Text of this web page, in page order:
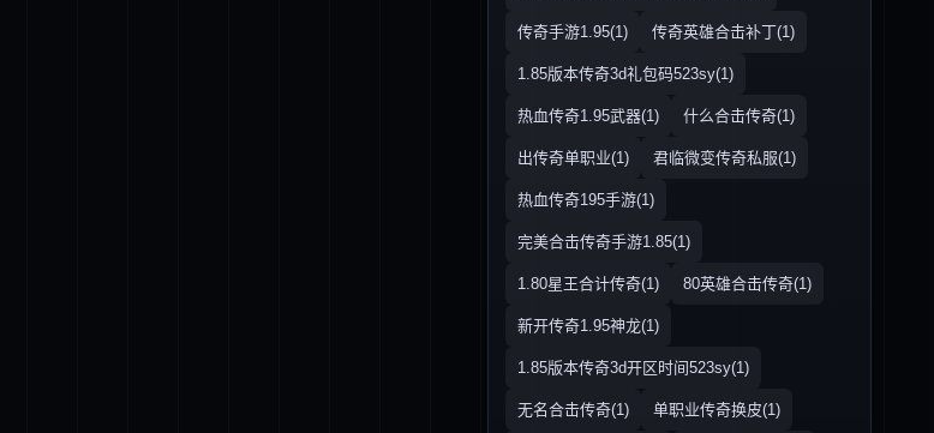
传奇手游1.95(1) 传奇英雄合击补丁(1)
1.85版本传奇3d礼包码523sy(1)
热血传奇1.95武器(1) 什么合击传奇(1)
出传奇单职业(1) 君临微变传奇私服(1)
热血传奇195手游(1)
完美合击传奇手游1.85(1)
1.80星王合计传奇(1) 80英雄合击传奇(1)
新开传奇1.95神龙(1)
1.85版本传奇3d开区时间523sy(1)
无名合击传奇(1) 单职业传奇换皮(1)